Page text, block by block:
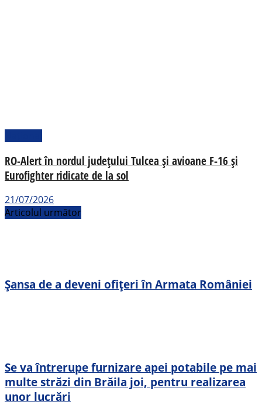
RO-Alert în nordul județului Tulcea și avioane F-16 și
Eurofighter ridicate de la sol
21/07/2026
Articolul următor
Șansa de a deveni ofițeri în Armata României
Se va întrerupe furnizare apei potabile pe mai
multe străzi din Brăila joi, pentru realizarea
unor lucrări